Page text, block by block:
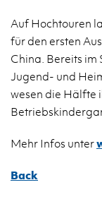
Auf Hoch­touren
für den er­sten
China. Bere­its
Ju­gend- und
we­sen die Hälfte
Mehr Infos unter
Back